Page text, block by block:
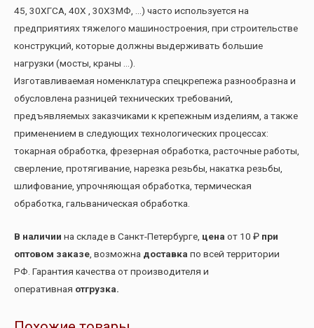
45, 30ХГСА, 40Х , 30Х3МФ, …) часто используется на
предприятиях тяжелого машиностроения, при строительстве
конструкций, которые должны выдерживать большие
нагрузки (мосты, краны …).
Изготавливаемая номенклатура спецкрепежа разнообразна и
обусловлена разницей технических требований,
предъявляемых заказчиками к крепежным изделиям, а также
применением в следующих технологических процессах:
токарная обработка, фрезерная обработка, расточные работы,
сверление, протягивание, нарезка резьбы, накатка резьбы,
шлифование, упрочняющая обработка, термическая
обработка, гальваническая обработка.
В наличии на складе в Санкт-Петербурге, цена от 10 ₽ при
оптовом заказе, возможна доставка по всей территории
РФ. Гарантия качества от производителя и
оперативная отгрузка.